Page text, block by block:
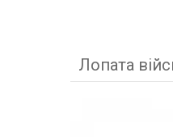
Лопата